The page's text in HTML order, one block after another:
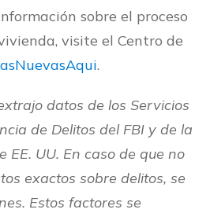
sobre el proceso
visite el Centro de
.
datos de los Servicios
de Delitos del FBI y de la
EE. UU. En caso de que no
exactos sobre delitos, se
Estos factores se